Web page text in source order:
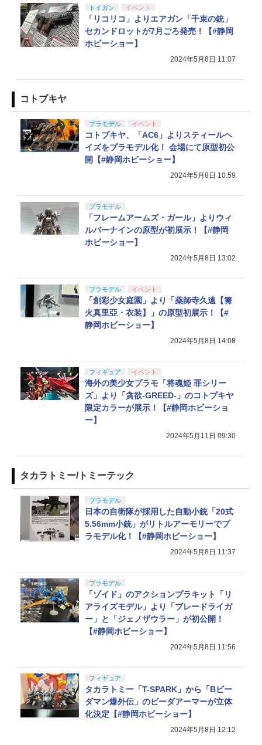
トイガン イベント
「リコリコ」よりエアガン「千束の銃」
セカンドロットが7月ごろ発売！【#静岡
ホビーショー】
2024年5月8日 11:07
コトブキヤ
プラモデル イベント
コトブキヤ、「AC6」よりスティールヘ
イズをプラモデル化！ 会場にて原型初公
開【#静岡ホビーショー】
2024年5月8日 10:59
プラモデル
「フレームアームズ・ガール」よりウィ
ルバーナインの原型が初展示！【#静岡
ホビーショー】
2024年5月8日 13:02
プラモデル イベント
「創彩少女庭園」より「薬師寺久遠【篝
火真里亞・衣装】」の原型初展示！【#
静岡ホビーショー】
2024年5月8日 14:08
フィギュア イベント
海外の美少女プラモ「将魂姫 罪シリー
ズ」より「貪欲-GREED-」のコトブキヤ
限定カラーが展示！【#静岡ホビーショ
ー】
2024年5月11日 09:30
タカラトミー/トミーテック
プラモデル
日本の自衛隊が採用した自動小銃「20式
5.56mm小銃」がリトルアーモリーでプ
ラモデル化！【#静岡ホビーショー】
2024年5月8日 11:37
プラモデル
「ゾイド」のアクションプラキット「リ
アライズモデル」より「ブレードライガ
ー」と「ジェノザウラー」が初公開！
【#静岡ホビーショー】
2024年5月8日 11:56
フィギュア
タカラトミー「T-SPARK」から「Bビー
ダマン爆外伝」のビーダアーマーが立体
化決定【#静岡ホビーショー】
2024年5月8日 12:12